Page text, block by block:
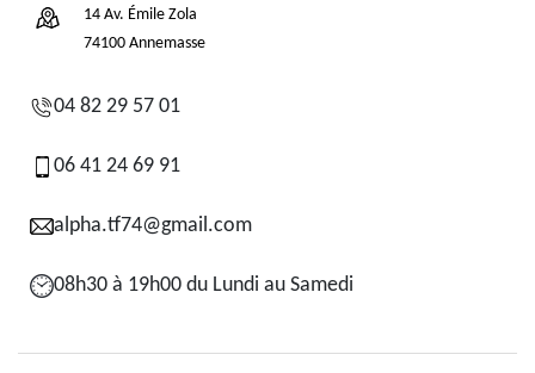
14 Av. Émile Zola
74100 Annemasse
04 82 29 57 01
06 41 24 69 91
alpha.tf74@gmail.com
08h30 à 19h00 du Lundi au Samedi